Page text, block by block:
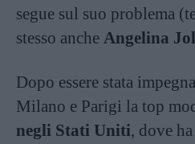
segue sul suo problema
stesso anche Angelina
Dopo essere stata
Milano e Parigi la top
negli Stati Uniti, dove